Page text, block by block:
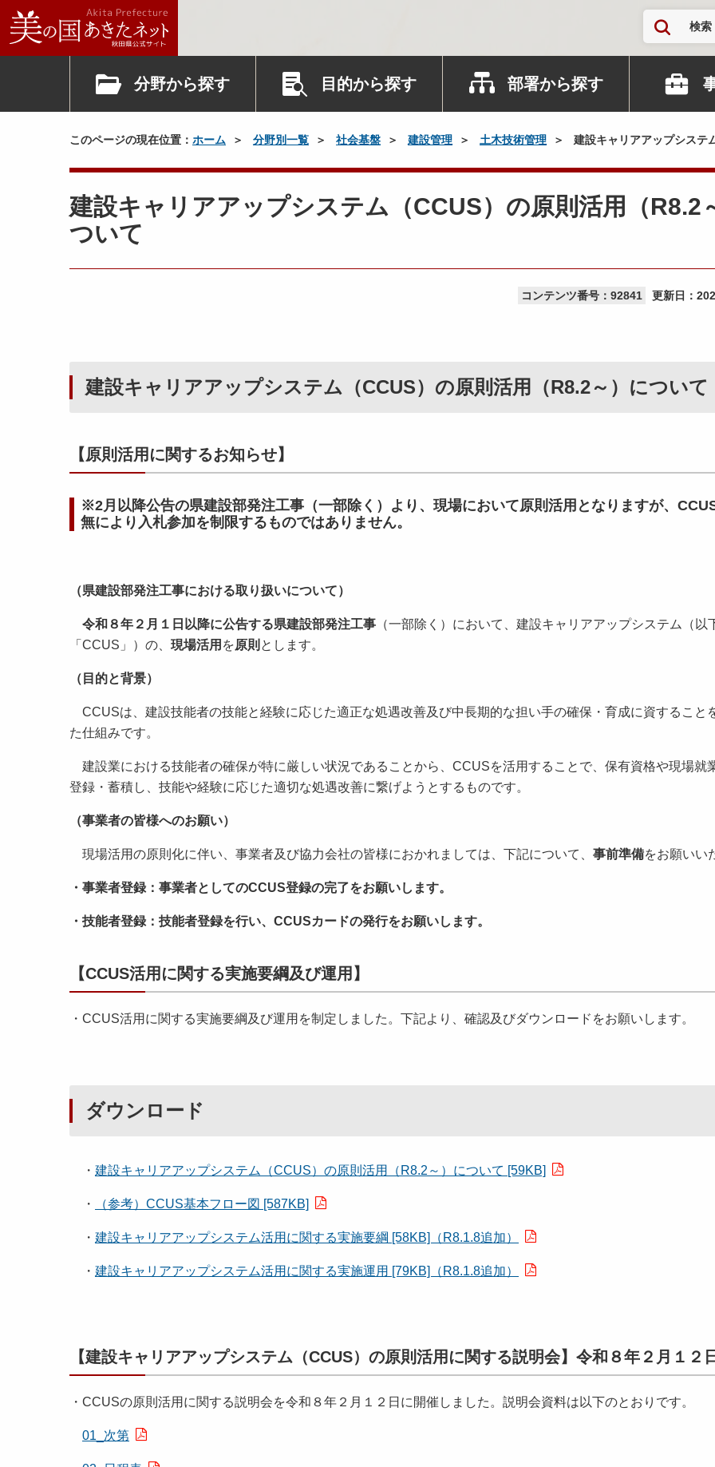
検索
分野から探す 目的から探す 部署から探す
このページの現在位置： ホーム 分野別一覧 社会基盤 建設管理 土木技術管理 建設キャリアアップシステ
建設キャリアアップシステム（CCUS）の原則活用（R8.2
ついて
コンテンツ番号：92841 更新日：
建設キャリアアップシステム（CCUS）の原則活用（R8.2～）について
【原則活用に関するお知らせ】
※2月以降公告の県建設部発注工事（一部除く）より、現場において原則活用となりますが、
無により入札参加を制限するものではありません。
（県建設部発注工事における取り扱いについて）
令和８年２月１日以降に公告する県建設部発注工事 （一部除く）において、建設キャリアアップシステム（以
「CCUS」）の、 現場活用 を原則 とします。
（目的と背景）
CCUSは、建設技能者の技能と経験に応じた適正な処遇改善及び中長期的な担い手の確保・育成に資すること
た仕組みです。
建設業における技能者の確保が特に厳しい状況であることから、CCUSを活用することで、保有資格や現場就
登録・蓄積し、技能や経験に応じた適切な処遇改善に繋げようとするものです。
（事業者の皆様へのお願い）
現場活用の原則化に伴い、事業者及び協力会社の皆様におかれましては、下記について、 事前準備をお願いい
・事業者登録：事業者としてのCCUS登録の完了をお願いします。
・技能者登録：技能者登録を行い、CCUSカードの発行をお願いします。
【CCUS活用に関する実施要綱及び運用】
・CCUS活用に関する実施要綱及び運用を制定しました。下記より、確認及びダウンロードをお願いします。
ダウンロード
・ 建設キャリアアップシステム（CCUS）の原則活用（R8.2～）について [59KB]
・ （参考）CCUS基本フロー図 [587KB]
・ 建設キャリアアップシステム活用に関する実施要綱 [58KB]（R8.1.8追加）
・ 建設キャリアアップシステム活用に関する実施運用 [79KB]（R8.1.8追加）
【建設キャリアアップシステム（CCUS）の原則活用 に関する説明会】令和８年２月１２
・CCUSの原則活用に関する説明会を令和８年２月１２日に開催しました。説明会資料は以下のとおりです。
01_次第